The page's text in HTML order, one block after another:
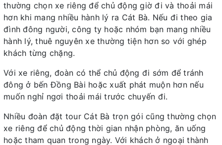
thường chọn xe riêng để chủ động giờ đi và thoải mái
hơn khi mang nhiều hành lý ra Cát Bà. Nếu đi theo gia
đình đông người, công ty hoặc nhóm bạn mang nhiều
hành lý, thuê nguyên xe thường tiện hơn so với ghép
khách từng chặng.
Với xe riêng, đoàn có thể chủ động đi sớm để tránh
đông ở bến Đồng Bài hoặc xuất phát muộn hơn nếu
muốn nghỉ ngơi thoải mái trước chuyến đi.
Nhiều đoàn đặt tour Cát Bà trọn gói cũng thường chọn
xe riêng để chủ động thời gian nhận phòng, ăn uống
hoặc tham quan trong ngày. Với khách ở ngoại thành